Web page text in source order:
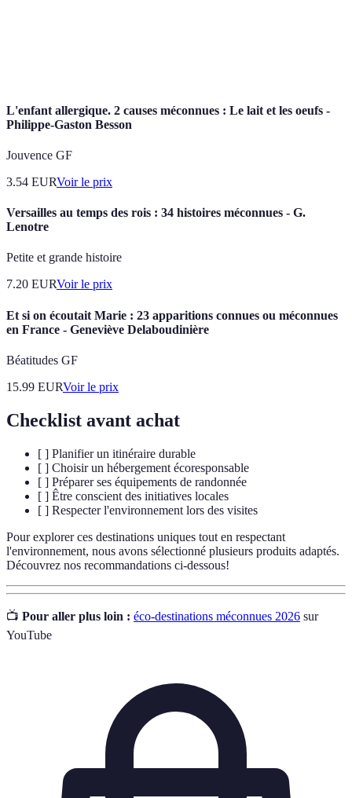
L'enfant allergique. 2 causes méconnues : Le lait et les oeufs -
Philippe-Gaston Besson
Jouvence GF
3.54 EURVoir le prix
Versailles au temps des rois : 34 histoires méconnues - G.
Lenotre
Petite et grande histoire
7.20 EURVoir le prix
Et si on écoutait Marie : 23 apparitions connues ou méconnues
en France - Geneviève Delaboudinière
Béatitudes GF
15.99 EURVoir le prix
Checklist avant achat
[ ] Planifier un itinéraire durable
[ ] Choisir un hébergement écoresponsable
[ ] Préparer ses équipements de randonnée
[ ] Être conscient des initiatives locales
[ ] Respecter l'environnement lors des visites
Pour explorer ces destinations uniques tout en respectant
l'environnement, nous avons sélectionné plusieurs produits adaptés.
Découvrez nos recommandations ci-dessous!
📺 Pour aller plus loin : éco-destinations méconnues 2026 sur
YouTube